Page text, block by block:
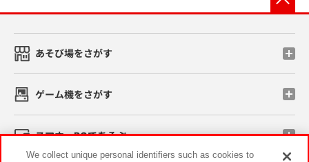
あそび場をさがす
ゲーム機をさがす
スマホ・PCであそぶ
We collect unique personal identifiers such as cookies to